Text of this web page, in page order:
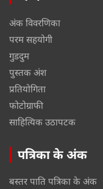
अंक विवरणिका
परम सहयोगी
गुडदुम
पुस्तक अंश
प्रतियोगिता
फोटोग्राफी
साहित्यिक उठापटक
पत्रिका के अंक
बस्तर पाति पत्रिका के अंक